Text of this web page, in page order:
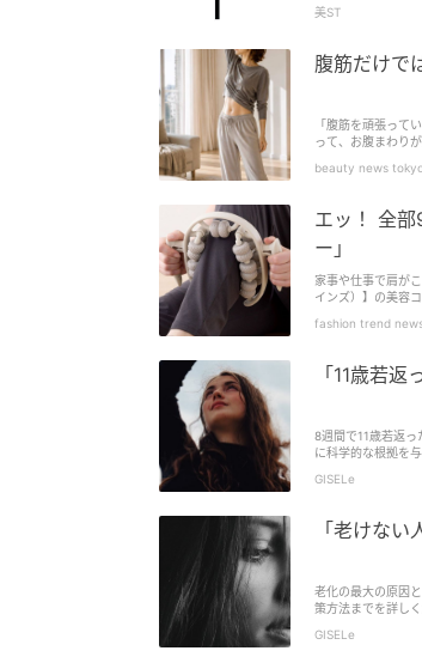
美ST
腹筋だけで
「腹筋を頑張って
って、お腹まわり
beauty news
エッ！ 全
ー」
家事や仕事で肩が
インズ）】の美容
手頃価格なので気
fashion trend
「11歳若
8週間で11歳若返
に科学的な根拠を
GISELe
「老けな
老化の最大の原因
策方法までを詳し
GISELe